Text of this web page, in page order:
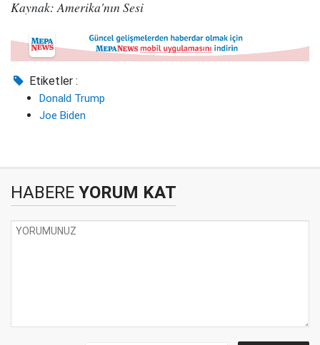
Kaynak: Amerika'nın Sesi
Etiketler :
Donald Trump
Joe Biden
HABERE YORUM KAT